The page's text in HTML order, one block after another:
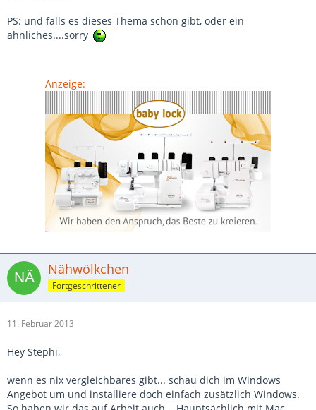
PS: und falls es dieses Thema schon gibt, oder ein
ähnliches....sorry
Anzeige:
Nähwölkchen
Fortgeschrittener
11. Februar 2013
Hey Stephi,
wenn es nix vergleichbares gibt... schau dich im Windows
Angebot um und installiere doch einfach zusätzlich Windows.